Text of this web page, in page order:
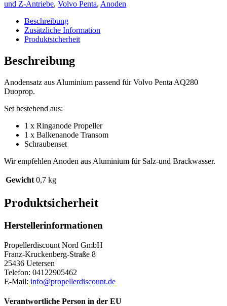
Volvo
Penta
AQ280-
(Duoprop)
quantity
und Z-Antriebe, Volvo Penta, Anoden
Beschreibung
Zusätzliche Information
Produktsicherheit
Beschreibung
Anodensatz aus Aluminium passend für Volvo Penta AQ280
Duoprop.
Set bestehend aus:
1 x Ringanode Propeller
1 x Balkenanode Transom
Schraubenset
Wir empfehlen Anoden aus Aluminium für Salz-und Brackwasser.
Gewicht 0,7 kg
Produktsicherheit
Herstellerinformationen
Propellerdiscount Nord GmbH
Franz-Kruckenberg-Straße 8
25436 Uetersen
Telefon: 04122905462
E-Mail: info@propellerdiscount.de
Verantwortliche Person in der EU